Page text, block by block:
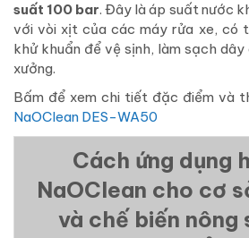
suất 100 bar. Đây là áp suất nước
với vòi xịt của các máy rửa xe, có
khử khuẩn để vệ sịnh, làm sạch dây
xưởng.
Bấm để xem chi tiết đặc điểm và
NaOClean DES-WA50
Cách ứng dụng
NaOClean cho cơ
và chế biến nông